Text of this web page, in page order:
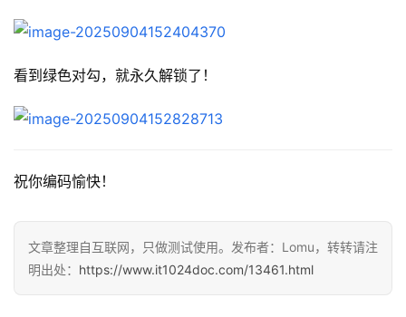
看到绿色对勾，就永久解锁了！
祝你编码愉快！
文章整理自互联网，只做测试使用。发布者：Lomu，转转请注
明出处： https://www.it1024doc.com/13461.html